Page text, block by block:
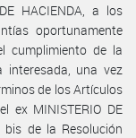
HACIENDA, a los
oportunamente
cumplimiento de la
una vez
de los Artículos
MINISTERIO DE
de la Resolución